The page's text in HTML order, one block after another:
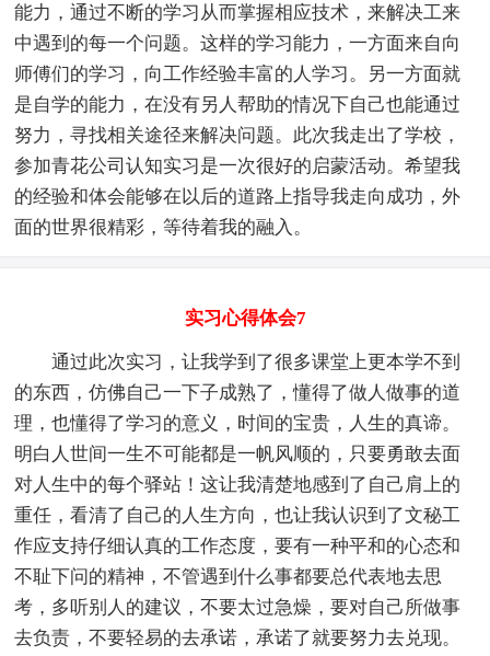
能力，通过不断的学习从而掌握相应技术，来解决工来
中遇到的每一个问题。这样的学习能力，一方面来自向
师傅们的学习，向工作经验丰富的人学习。另一方面就
是自学的能力，在没有另人帮助的情况下自己也能通过
努力，寻找相关途径来解决问题。此次我走出了学校，
参加青花公司认知实习是一次很好的启蒙活动。希望我
的经验和体会能够在以后的道路上指导我走向成功，外
面的世界很精彩，等待着我的融入。
实习心得体会7
通过此次实习，让我学到了很多课堂上更本学不到
的东西，仿佛自己一下子成熟了，懂得了做人做事的道
理，也懂得了学习的意义，时间的宝贵，人生的真谛。
明白人世间一生不可能都是一帆风顺的，只要勇敢去面
对人生中的每个驿站！这让我清楚地感到了自己肩上的
重任，看清了自己的人生方向，也让我认识到了文秘工
作应支持仔细认真的工作态度，要有一种平和的心态和
不耻下问的精神，不管遇到什么事都要总代表地去思
考，多听别人的建议，不要太过急燥，要对自己所做事
去负责，不要轻易的去承诺，承诺了就要努力去兑现。